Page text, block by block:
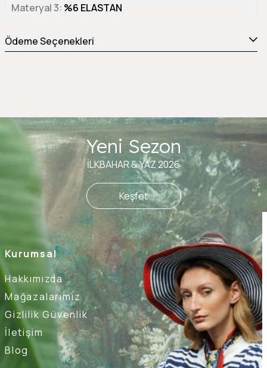
Materyal 3 %6 ELASTAN
Ödeme Seçenekleri
Kurumsal
Hakkımızda
Mağazalarımız
Gizlilik Güvenlik
İletişim
Blog
Yeni Sezon
İLKBAHAR & YAZ 2026
Keşfet